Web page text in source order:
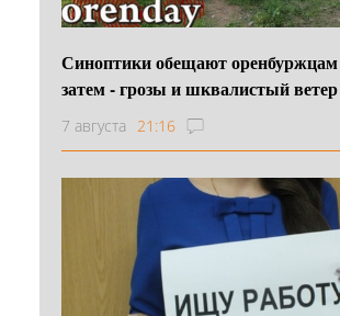
Синоптики обещают оренбуржцам
затем - грозы и шквалистый ветер
7 августа 21:16